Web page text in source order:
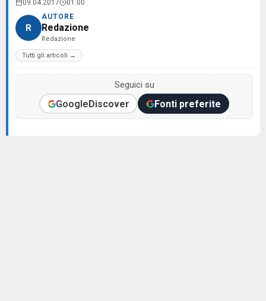
09.04.2017 01:00
R
AUTORE
Redazione
Redazione
Tutti gli articoli →
Seguici su
GoogleDiscover Fonti preferite